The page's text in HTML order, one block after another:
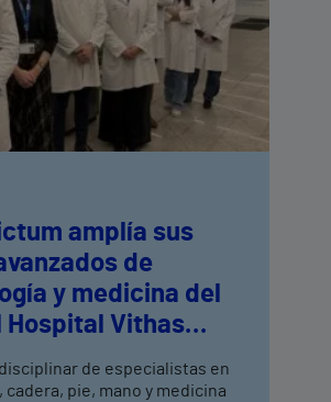
amplía sus
de
y medicina del
Hospital Vithas
de especialistas en
pie, mano y medicina